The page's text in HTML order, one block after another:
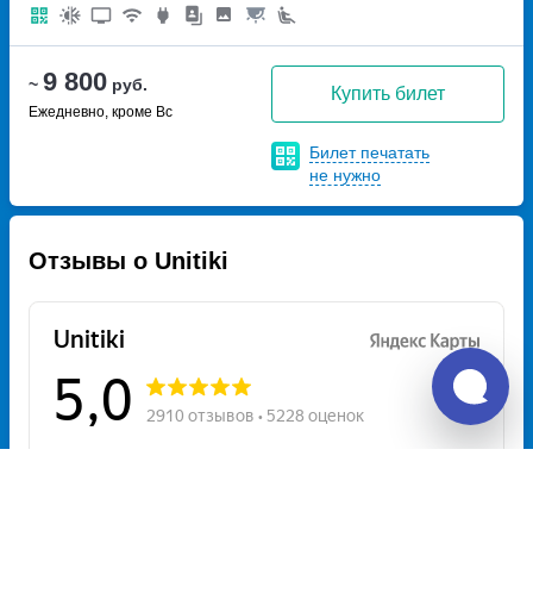
~ 9 800 руб.
Ежедневно, кроме Вс
Купить билет
Билет печатать
не нужно
Отзывы о Unitiki